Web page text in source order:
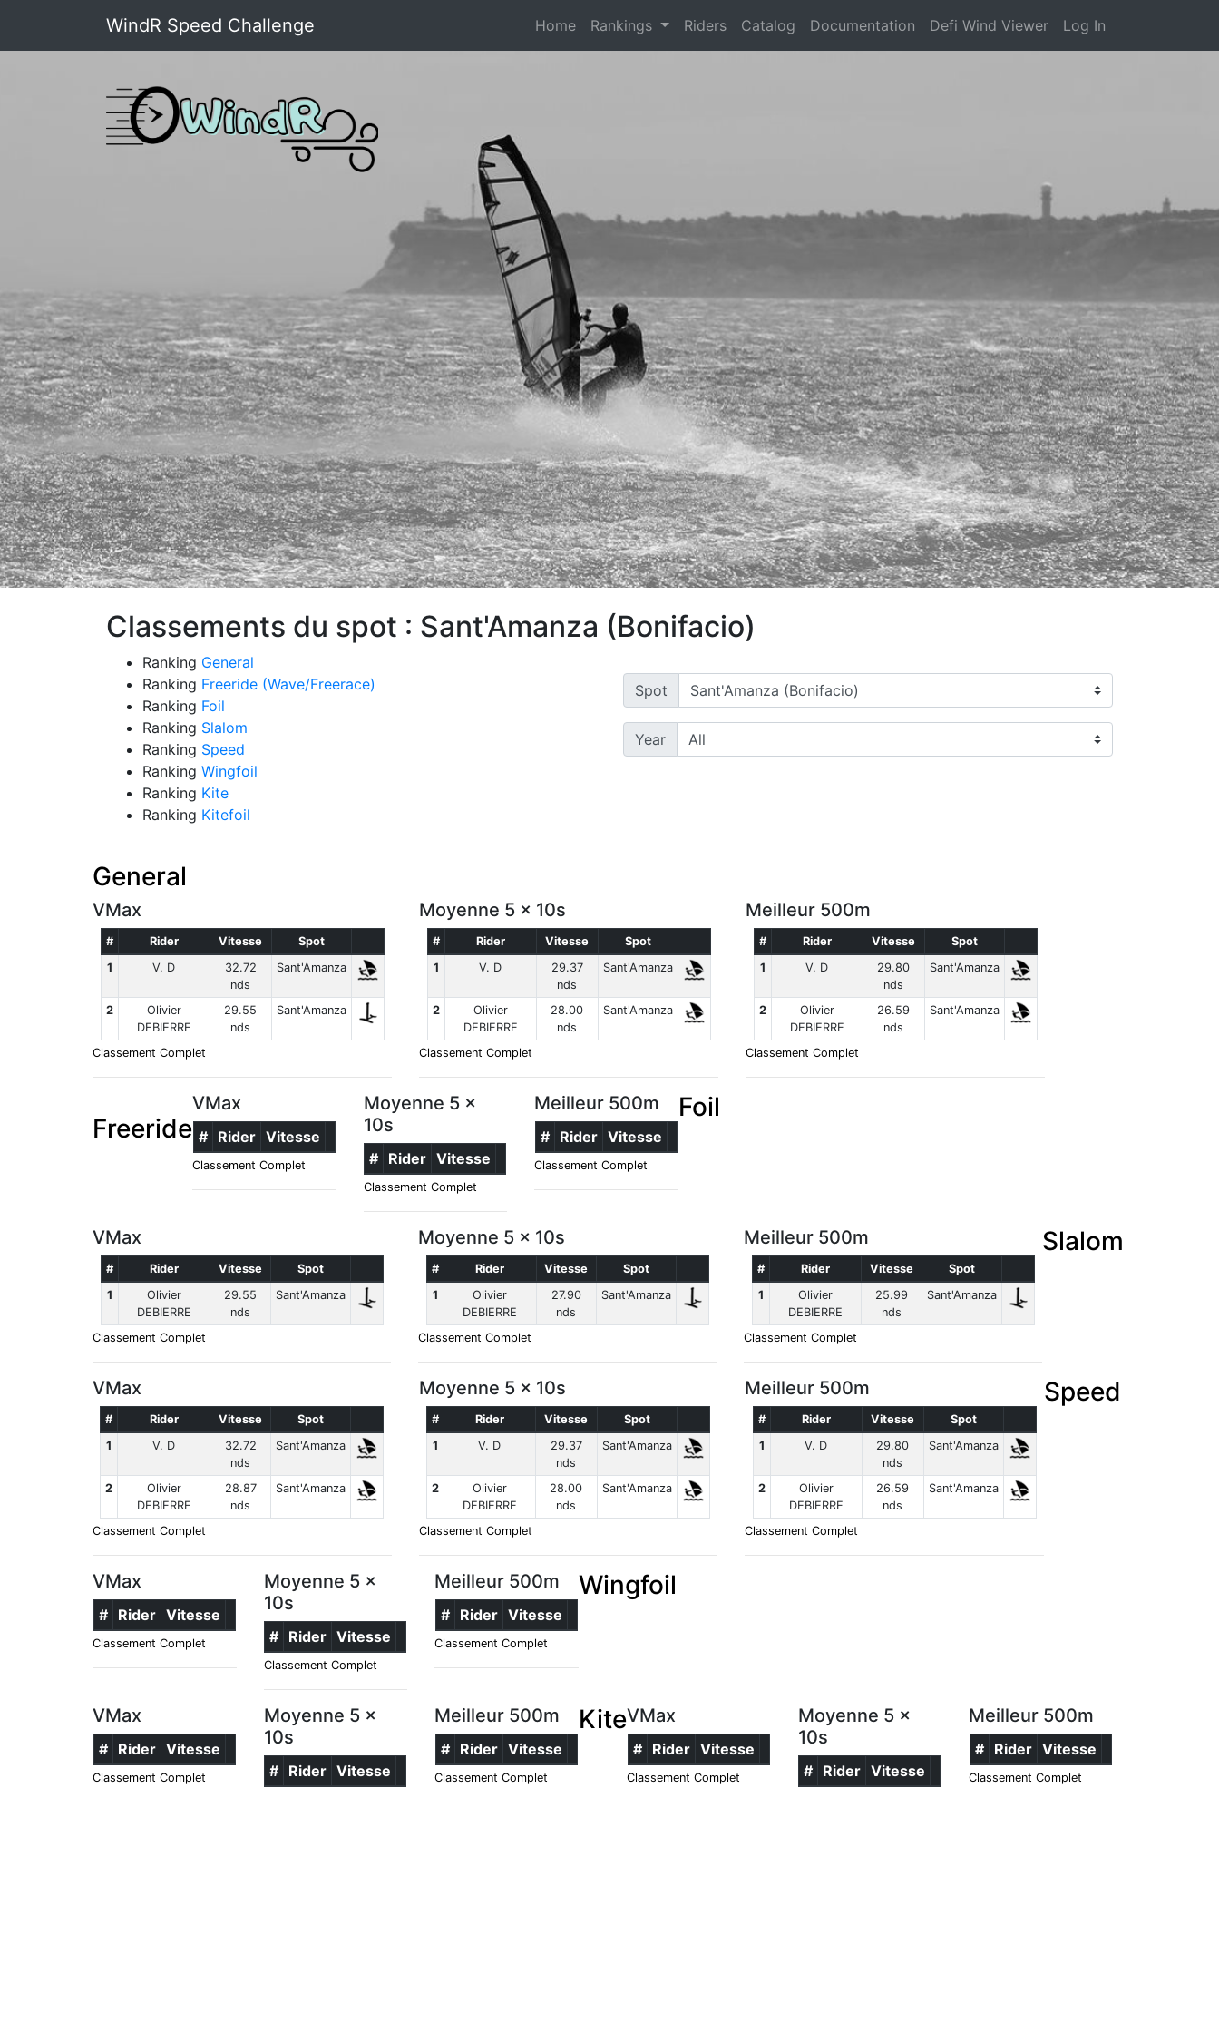
WindR Speed Challenge Home(current)
Rankings Riders Catalog Documentation Defi Wind Viewer Log In
Classements du spot : Sant'Amanza (Bonifacio)
Ranking General
Ranking Freeride (Wave/Freerace)
Ranking Foil
Ranking Slalom
Ranking Speed
Ranking Wingfoil
Ranking Kite
Ranking Kitefoil
Spot
Year
General
VMax
# Rider Vitesse
Spot
1
V. D
32.72
nds
Sant'Amanza
2
Olivier
DEBIERRE
29.55
nds
Sant'Amanza
Classement Complet
Moyenne 5 x 10s
# Rider Vitesse
Spot
1
V. D
29.37
nds
Sant'Amanza
2
Olivier
DEBIERRE
28.00
nds
Sant'Amanza
Classement Complet
Meilleur 500m
# Rider Vitesse
Spot
1
V. D
29.80
nds
Sant'Amanza
2
Olivier
DEBIERRE
26.59
nds
Sant'Amanza
Classement Complet
Freeride
VMax
# Rider Vitesse
Classement Complet
Moyenne 5 x
10s
# Rider Vitesse
Classement Complet
Meilleur 500m
# Rider Vitesse
Classement Complet
Foil
VMax
# Rider Vitesse
Spot
1
Olivier
DEBIERRE
29.55
nds
Sant'Amanza
Classement Complet
Moyenne 5 x 10s
# Rider Vitesse
Spot
1
Olivier
DEBIERRE
27.90
nds
Sant'Amanza
Classement Complet
Meilleur 500m
# Rider Vitesse
Spot
1
Olivier
DEBIERRE
25.99
nds
Sant'Amanza
Classement Complet
Slalom
VMax
# Rider Vitesse
Spot
1
V. D
32.72
nds
Sant'Amanza
2
Olivier
DEBIERRE
28.87
nds
Sant'Amanza
Classement Complet
Moyenne 5 x 10s
# Rider Vitesse
Spot
1
V. D
29.37
nds
Sant'Amanza
2
Olivier
DEBIERRE
28.00
nds
Sant'Amanza
Classement Complet
Meilleur 500m
# Rider Vitesse
Spot
1
V. D
29.80
nds
Sant'Amanza
2
Olivier
DEBIERRE
26.59
nds
Sant'Amanza
Classement Complet
Speed
VMax
# Rider Vitesse
Classement Complet
Moyenne 5 x
10s
# Rider Vitesse
Classement Complet
Meilleur 500m
# Rider Vitesse
Classement Complet
Wingfoil
VMax
# Rider Vitesse
Classement Complet
Moyenne 5 x
10s
# Rider Vitesse
Meilleur 500m
# Rider Vitesse
Classement Complet
KiteVMax
# Rider Vitesse
Classement Complet
Moyenne 5 x
10s
# Rider Vitesse
Meilleur 500m
# Rider Vitesse
Classement Complet